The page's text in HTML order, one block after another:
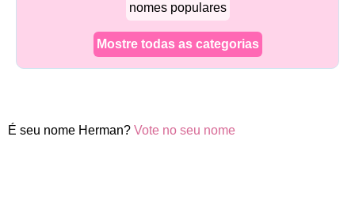
nomes populares
Mostre todas as categorias
É seu nome Herman? Vote no seu nome